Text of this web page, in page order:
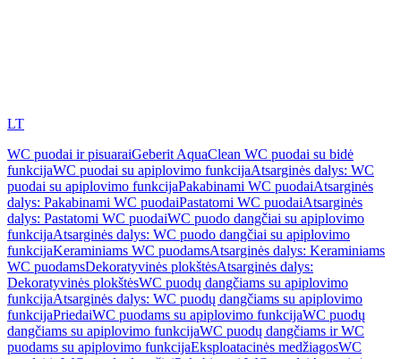
LT
WC puodai ir pisuaraiGeberit AquaClean WC puodai su bidė
funkcijaWC puodai su apiplovimo funkcijaAtsarginės dalys: WC
puodai su apiplovimo funkcijaPakabinami WC puodaiAtsarginės
dalys: Pakabinami WC puodaiPastatomi WC puodaiAtsarginės
dalys: Pastatomi WC puodaiWC puodo dangčiai su apiplovimo
funkcijaAtsarginės dalys: WC puodo dangčiai su apiplovimo
funkcijaKeraminiams WC puodamsAtsarginės dalys: Keraminiams
WC puodamsDekoratyvinės plokštėsAtsarginės dalys:
Dekoratyvinės plokštėsWC puodų dangčiams su apiplovimo
funkcijaAtsarginės dalys: WC puodų dangčiams su apiplovimo
funkcijaPriedaiWC puodams su apiplovimo funkcijaWC puodų
dangčiams su apiplovimo funkcijaWC puodų dangčiams ir WC
puodams su apiplovimo funkcijaEksploatacinės medžiagosWC